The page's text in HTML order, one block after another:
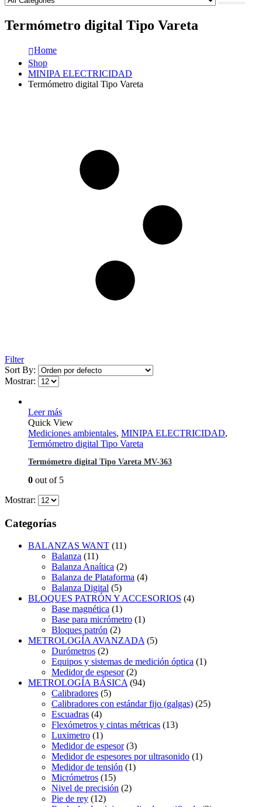
Termómetro digital Tipo Vareta
Home
Shop
MINIPA ELECTRICIDAD
Termómetro digital Tipo Vareta
Filter
Sort By:
Mostrar:
Leer más
Quick View
Mediciones ambientales, MINIPA ELECTRICIDAD,
Termómetro digital Tipo Vareta
Termómetro digital Tipo Vareta MV-363
0 out of 5
Mostrar:
Categorías
BALANZAS WANT (11)
Balanza (11)
Balanza Anaítica (2)
Balanza de Plataforma (4)
Balanza Digital (5)
BLOQUES PATRÓN Y ACCESORIOS (4)
Base magnética (1)
Base para micrómetro (1)
Bloques patrón (2)
METROLOGÍA AVANZADA (5)
Durómetros (2)
Equipos y sistemas de medición óptica (1)
Medidor de espesor (2)
METROLOGÍA BÁSICA (94)
Calibradores (5)
Calibradores con estándar fijo (galgas) (25)
Escuadras (4)
Flexómetros y cintas métricas (13)
Luximetro (1)
Medidor de espesor (3)
Medidor de espesores por ultrasonido (1)
Medidor de tensión (1)
Micrómetros (15)
Nivel de precisión (2)
Pie de rey (12)